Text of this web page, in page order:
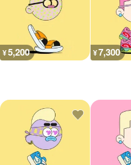
¥5,200 ¥7,300